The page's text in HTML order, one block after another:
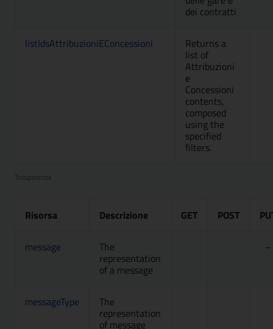
Trasparenza
dei contratti
listIdsAttribuzioniEConcessioni Returns a
list of
Attribuzioni
e
Concessioni
contents,
composed
using the
specified
filters.
Risorsa Descrizione GET POST
message The
representation
of a message
Attivo, Accesso
Metodo–
messageType The
representation
of message